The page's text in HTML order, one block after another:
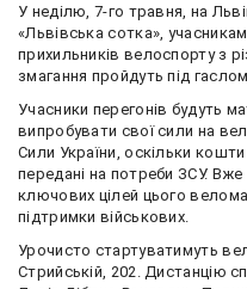
У неділю, 7-го травня, на
«Львівська сотка»,
прихильників велоспорту з
змагання пройдуть під
Учасники перегонів будуть
випробувати свої сили на
Сили України, оскільки
передані на потреби ЗСУ. Вже
ключових цілей цього
підтримки військових.
Урочисто стартуватимуть
Стрийській, 202. Дистанцію